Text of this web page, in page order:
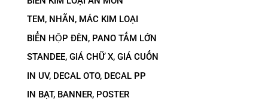
TEM, NHÃN, MÁC KIM LOẠI
BIỂN HỘP ĐÈN, PANO TẤM LỚN
STANDEE, GIÁ CHỮ X, GIÁ CUỐN
IN UV, DECAL OTO, DECAL PP
IN BẠT, BANNER, POSTER